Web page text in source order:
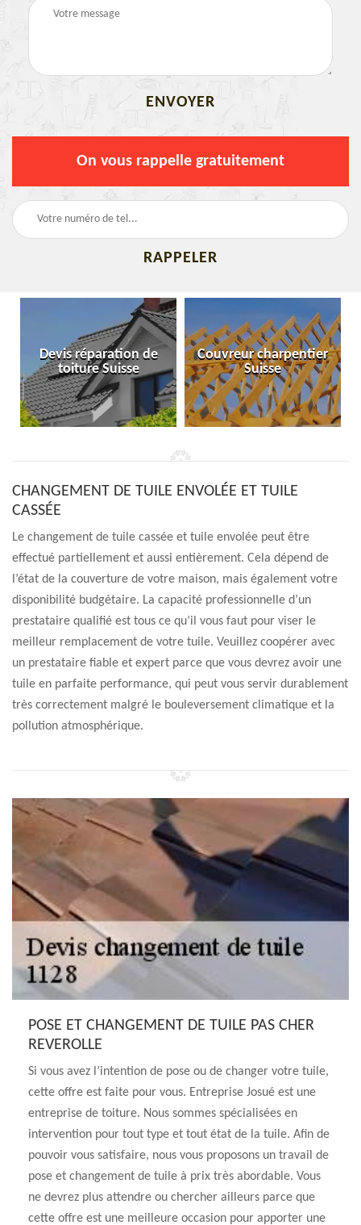
On vous rappelle gratuitement
Devis réparation de
toiture Suisse
Couvreur charpentier
Suisse
CHANGEMENT DE TUILE ENVOLÉE ET TUILE
CASSÉE
Le changement de tuile cassée et tuile envolée peut être
effectué partiellement et aussi entièrement. Cela dépend de
l’état de la couverture de votre maison, mais également votre
disponibilité budgétaire. La capacité professionnelle d’un
prestataire qualifié est tous ce qu’il vous faut pour viser le
meilleur remplacement de votre tuile. Veuillez coopérer avec
un prestataire fiable et expert parce que vous devrez avoir une
tuile en parfaite performance, qui peut vous servir durablement
très correctement malgré le bouleversement climatique et la
pollution atmosphérique.
POSE ET CHANGEMENT DE TUILE PAS CHER
REVEROLLE
Si vous avez l’intention de pose ou de changer votre tuile,
cette offre est faite pour vous. Entreprise Josué est une
entreprise de toiture. Nous sommes spécialisées en
intervention pour tout type et tout état de la tuile. Afin de
pouvoir vous satisfaire, nous vous proposons un travail de
pose et changement de tuile à prix très abordable. Vous
ne devrez plus attendre ou chercher ailleurs parce que
cette offre est une meilleure occasion pour apporter une